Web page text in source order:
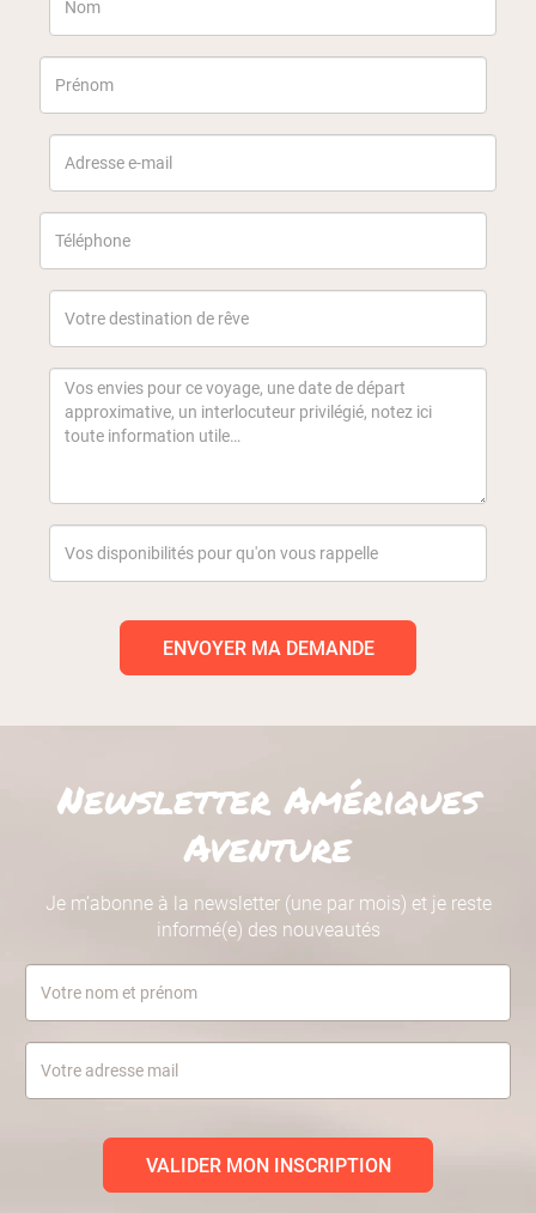
ENVOYER MA DEMANDE
Newsletter Amériques
Aventure
Je m’abonne à la newsletter (une par mois) et je reste
informé(e) des nouveautés
VALIDER MON INSCRIPTION